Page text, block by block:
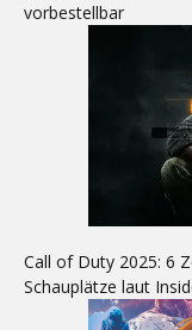
vorbestellbar
Call of Duty 2025: 6
Schauplätze laut